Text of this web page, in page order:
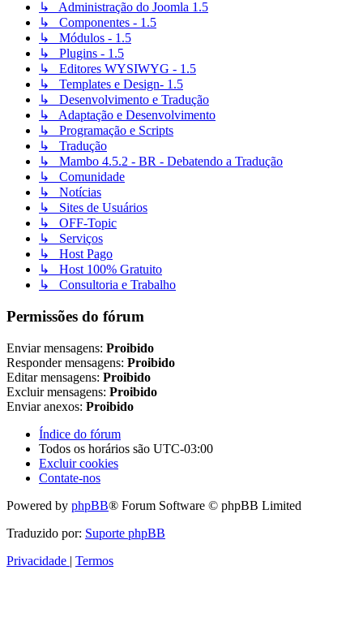
↳ Administração do Joomla 1.5
↳ Componentes - 1.5
↳ Módulos - 1.5
↳ Plugins - 1.5
↳ Editores WYSIWYG - 1.5
↳ Templates e Design- 1.5
↳ Desenvolvimento e Tradução
↳ Adaptação e Desenvolvimento
↳ Programação e Scripts
↳ Tradução
↳ Mambo 4.5.2 - BR - Debatendo a Tradução
↳ Comunidade
↳ Notícias
↳ Sites de Usuários
↳ OFF-Topic
↳ Serviços
↳ Host Pago
↳ Host 100% Gratuito
↳ Consultoria e Trabalho
Permissões do fórum
Enviar mensagens: Proibido
Responder mensagens: Proibido
Editar mensagens: Proibido
Excluir mensagens: Proibido
Enviar anexos: Proibido
Índice do fórum
Todos os horários são UTC-03:00
Excluir cookies
Contate-nos
Powered by phpBB® Forum Software © phpBB Limited
Traduzido por: Suporte phpBB
Privacidade | Termos